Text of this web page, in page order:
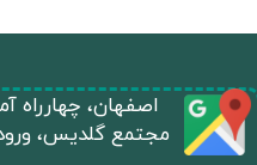
​اصفهان، چهارراه
مجتمع گلدیس،